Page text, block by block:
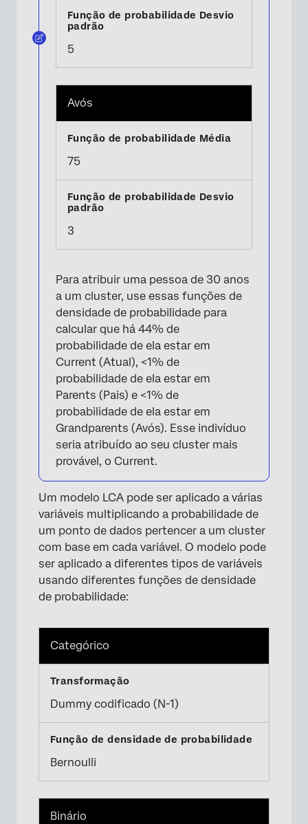
5
Avós
75
3
Para atribuir uma pessoa de 30 anos
a um cluster, use essas funções de
densidade de probabilidade para
calcular que há 44% de
probabilidade de ela estar em
Current (Atual), <1% de
probabilidade de ela estar em
Parents (Pais) e <1% de
probabilidade de ela estar em
Grandparents (Avós). Esse indivíduo
seria atribuído ao seu cluster mais
provável, o Current.
Um modelo LCA pode ser aplicado a várias
variáveis multiplicando a probabilidade de
um ponto de dados pertencer a um cluster
com base em cada variável. O modelo pode
ser aplicado a diferentes tipos de variáveis
usando diferentes funções de densidade
de probabilidade:
Categórico
Dummy codificado (N-1)
Bernoulli
Binário